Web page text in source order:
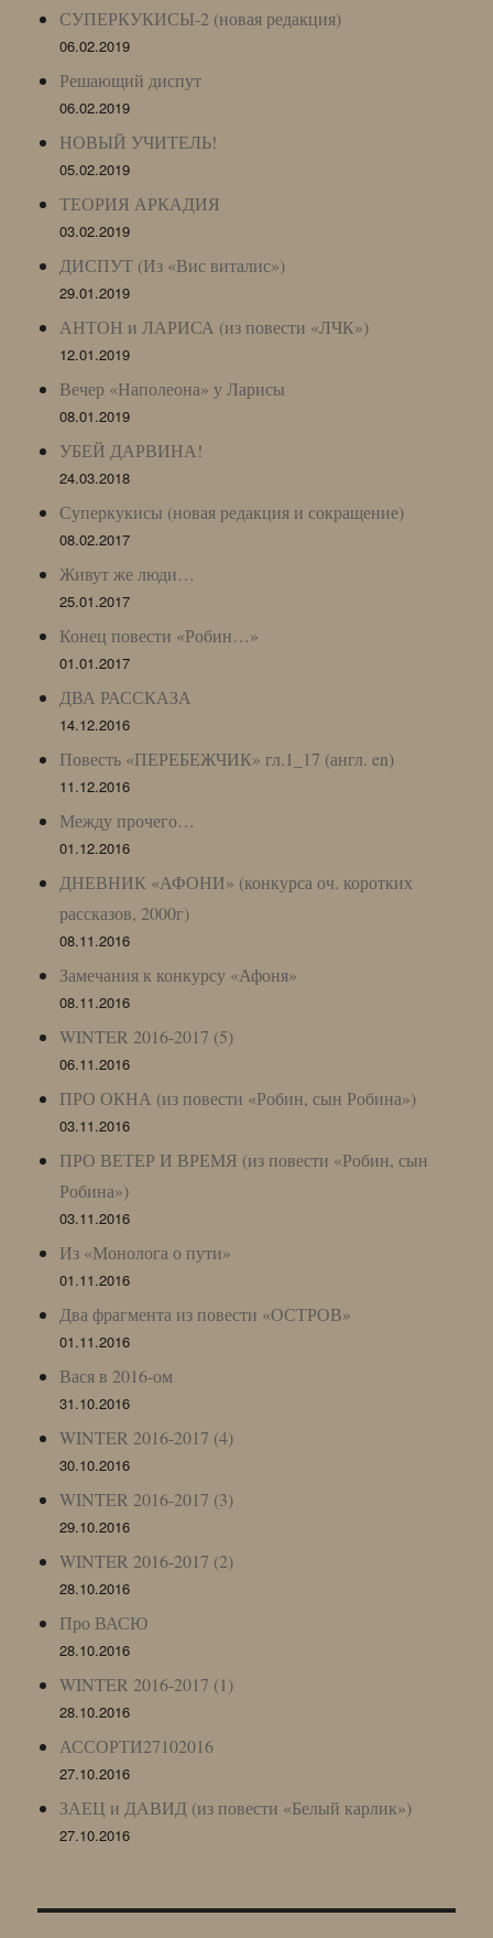
СУПЕРКУКИСЫ-2 (новая редакция)
06.02.2019
Решающий диспут
06.02.2019
НОВЫЙ УЧИТЕЛЬ!
05.02.2019
ТЕОРИЯ АРКАДИЯ
03.02.2019
ДИСПУТ (Из «Вис виталис»)
29.01.2019
АНТОН и ЛАРИСА (из повести «ЛЧК»)
12.01.2019
Вечер «Наполеона» у Ларисы
08.01.2019
УБЕЙ ДАРВИНА!
24.03.2018
Суперкукисы (новая редакция и сокращение)
08.02.2017
Живут же люди…
25.01.2017
Конец повести «Робин…»
01.01.2017
ДВА РАССКАЗА
14.12.2016
Повесть «ПЕРЕБЕЖЧИК» гл.1_17 (англ. en)
11.12.2016
Между прочего…
01.12.2016
ДНЕВНИК «АФОНИ» (конкурса оч. коротких
рассказов, 2000г)
08.11.2016
Замечания к конкурсу «Афоня»
08.11.2016
WINTER 2016-2017 (5)
06.11.2016
ПРО ОКНА (из повести «Робин, сын Робина»)
03.11.2016
ПРО ВЕТЕР И ВРЕМЯ (из повести «Робин, сын
Робина»)
03.11.2016
Из «Монолога о пути»
01.11.2016
Два фрагмента из повести «ОСТРОВ»
01.11.2016
Вася в 2016-ом
31.10.2016
WINTER 2016-2017 (4)
30.10.2016
WINTER 2016-2017 (3)
29.10.2016
WINTER 2016-2017 (2)
28.10.2016
Про ВАСЮ
28.10.2016
WINTER 2016-2017 (1)
28.10.2016
АССОРТИ27102016
27.10.2016
ЗАЕЦ и ДАВИД (из повести «Белый карлик»)
27.10.2016